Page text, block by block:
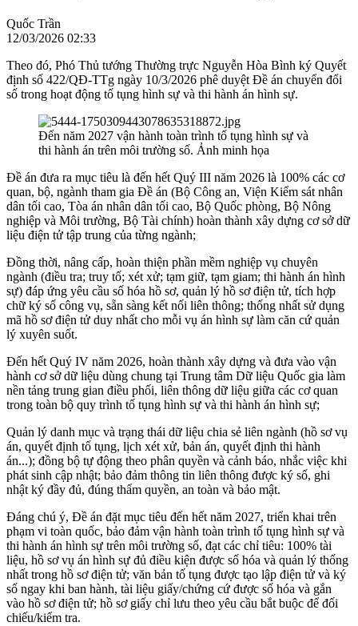
Quốc Trần
12/03/2026 02:33
Theo đó, Phó Thủ tướng Thường trực Nguyễn Hòa Bình ký Quyết
định số 422/QĐ-TTg ngày 10/3/2026 phê duyệt Đề án chuyển đổi
số trong hoạt động tố tụng hình sự và thi hành án hình sự.
Đến năm 2027 vận hành toàn trình tố tụng hình sự và
thi hành án trên môi trường số. Ảnh minh họa
Đề án đưa ra mục tiêu là đến hết Quý III năm 2026 là 100% các cơ
quan, bộ, ngành tham gia Đề án (Bộ Công an, Viện Kiểm sát nhân
dân tối cao, Tòa án nhân dân tối cao, Bộ Quốc phòng, Bộ Nông
nghiệp và Môi trường, Bộ Tài chính) hoàn thành xây dựng cơ sở dữ
liệu điện tử tập trung của từng ngành;
Đồng thời, nâng cấp, hoàn thiện phần mềm nghiệp vụ chuyên
ngành (điều tra; truy tố; xét xử; tạm giữ, tạm giam; thi hành án hình
sự) đáp ứng yêu cầu số hóa hồ sơ, quản lý hồ sơ điện tử, tích hợp
chữ ký số công vụ, sẵn sàng kết nối liên thông; thống nhất sử dụng
mã hồ sơ điện tử duy nhất cho mỗi vụ án hình sự làm căn cứ quản
lý xuyên suốt.
Đến hết Quý IV năm 2026, hoàn thành xây dựng và đưa vào vận
hành cơ sở dữ liệu dùng chung tại Trung tâm Dữ liệu Quốc gia làm
nền tảng trung gian điều phối, liên thông dữ liệu giữa các cơ quan
trong toàn bộ quy trình tố tụng hình sự và thi hành án hình sự;
Quản lý danh mục và trạng thái dữ liệu chia sẻ liên ngành (hồ sơ vụ
án, quyết định tố tụng, lịch xét xử, bản án, quyết định thi hành
án...); đồng bộ tự động theo phân quyền và cảnh báo, nhắc việc khi
phát sinh cập nhật; bảo đảm thông tin liên thông được ký số, ghi
nhật ký đầy đủ, đúng thẩm quyền, an toàn và bảo mật.
Đáng chú ý, Đề án đặt mục tiêu đến hết năm 2027, triển khai trên
phạm vi toàn quốc, bảo đảm vận hành toàn trình tố tụng hình sự và
thi hành án hình sự trên môi trường số, đạt các chỉ tiêu: 100% tài
liệu, hồ sơ vụ án hình sự đủ điều kiện được số hóa và quản lý thống
nhất trong hồ sơ điện tử; văn bản tố tụng được tạo lập điện tử và ký
số ngay khi ban hành, tài liệu giấy/chứng cứ được số hóa và gắn
vào hồ sơ điện tử; hồ sơ giấy chỉ lưu theo yêu cầu bắt buộc để đối
chiếu/kiểm tra.